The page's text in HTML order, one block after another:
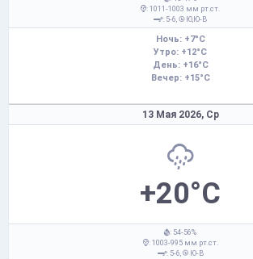
: 1011-1003 мм рт.ст.
: 5-6,
Ю,Ю-В
Ночь: +7°C
Утро: +12°C
День: +16°C
Вечер: +15°C
13 Мая 2026, Ср
+20°C
: 54-56%
: 1003-995 мм рт.ст.
: 5-6,
Ю-В